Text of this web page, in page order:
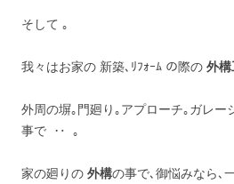
そして ｡
我々はお家の 新築､ﾘﾌｫｰﾑ の際の 外
外周の塀｡門廻り｡アプローチ｡ガレー
事で ‥ ｡
家の廻りの 外構の事で､御悩みなら､